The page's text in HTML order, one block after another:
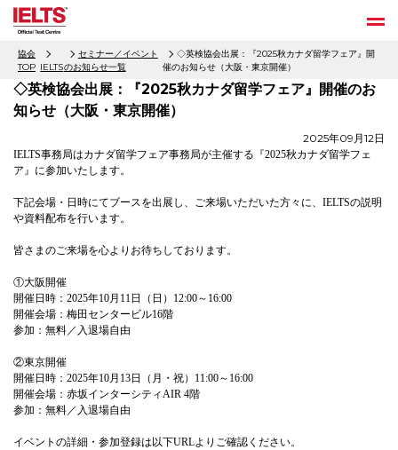
協会
TOP IELTS
セミナー／イベント
のお知らせ一覧
◇英検協会出展：『2025秋カナダ留学フェア』開
催のお知らせ（大阪・東京開催）
◇英検協会出展：『2025秋カナダ留学フェア』開催のお
知らせ（大阪・東京開催）
2025年09月12日
IELTS事務局はカナダ留学フェア事務局が主催する『2025秋カナダ留学フェ
ア』に参加いたします。
下記会場・日時にてブースを出展し、ご来場いただいた方々に、IELTSの説明
や資料配布を行います。
皆さまのご来場を心よりお待ちしております。
①大阪開催
開催日時：2025年10月11日（日）12:00～16:00
開催会場：梅田センタービル16階
参加：無料／入退場自由
②東京開催
開催日時：2025年10月13日（月・祝）11:00～16:00
開催会場：赤坂インターシティAIR 4階
参加：無料／入退場自由
イベントの詳細・参加登録は以下URLよりご確認ください。